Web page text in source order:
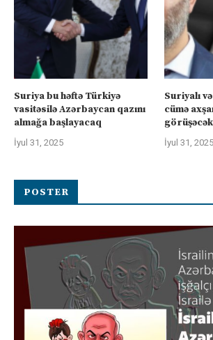
Suriya bu həftə Türkiyə
vasitəsilə Azərbaycan qazını
almağa başlayacaq
İyul 31, 2025
Suriyalı
cümə
görüşəcək
İyul 31, 2025
POSTER